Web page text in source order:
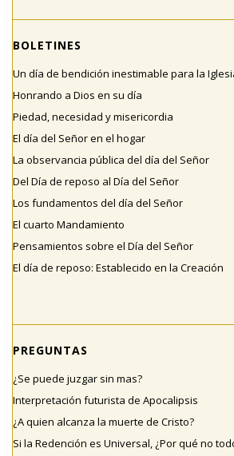
BOLETINES
Un día de bendición inestimable para la
Honrando a Dios en su día
Piedad, necesidad y misericordia
El día del Señor en el hogar
La observancia pública del día del Señor
Del Día de reposo al Día del Señor
Los fundamentos del día del Señor
El cuarto Mandamiento
Pensamientos sobre el Día del Señor
El día de reposo: Establecido en la Creación
PREGUNTAS
¿Se puede juzgar sin mas?
Interpretación futurista de Apocalipsis
¿A quien alcanza la muerte de Cristo?
Si la Redención es Universal, ¿Por qué no